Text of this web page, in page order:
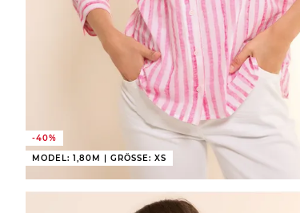
-40%
MODEL: 1,80M | GRÖSSE: XS